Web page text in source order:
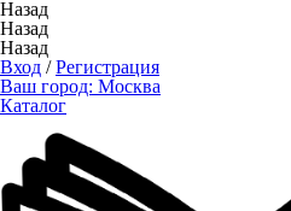
Назад
Назад
Назад
Вход /Регистрация
Ваш город: Москва
Каталог